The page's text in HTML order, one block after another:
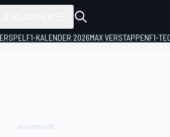
F1-KALENDER 2026MAX VERSTAPPENF1-